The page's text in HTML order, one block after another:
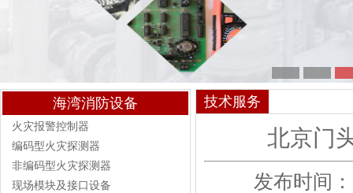
海湾消防设备
火灾报警控制器
编码型火灾探测器
非编码型火灾探测器
现场模块及接口设备
技术服务
北京门
发布时间